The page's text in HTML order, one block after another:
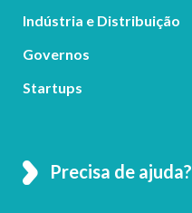
Indústria e Distribuição
Governos
Startups
Precisa de ajuda?